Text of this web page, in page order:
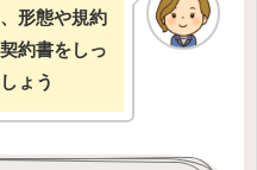
形態や規約
約書をしっ
ょう